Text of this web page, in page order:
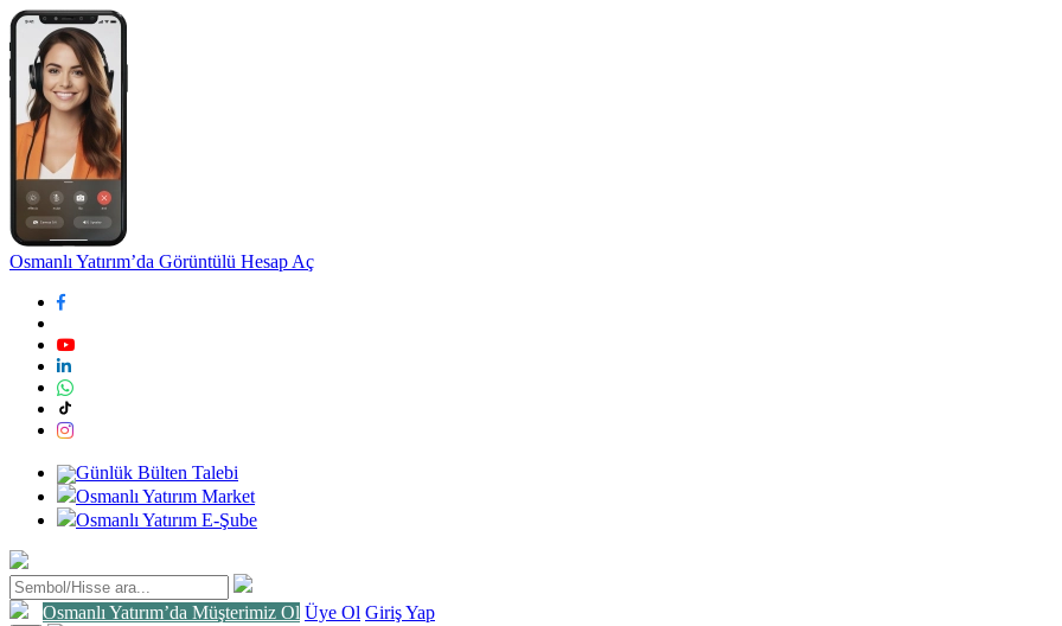
Osmanlı Yatırım’da Görüntülü Hesap Aç
Günlük Bülten Talebi
Osmanlı Yatırım Market
Osmanlı Yatırım E-Şube
Osmanlı Yatırım’da Müşterimiz Ol Üye Ol Giriş Yap